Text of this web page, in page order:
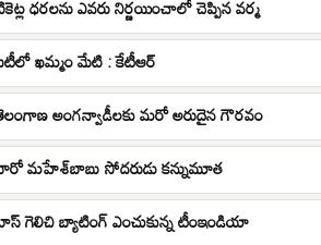
ధరలను ఎవరు నిర్ణయించాలో చెప్పిన వర్మ
ఖమ్మం మేటి : కేటీఆర్
అంగన్వాడీలకు మరో అరుదైన గౌరవం
మహేశ్‌బాబు సోదరుడు కన్నుమూత
గెలిచి బ్యాటింగ్ ఎంచుకున్న టీంఇండియా